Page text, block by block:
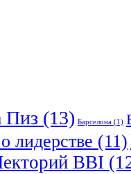
Пиз (13) Барселона (1)
лидерстве (11)
BBI